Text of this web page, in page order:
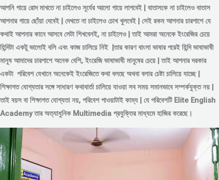
আপনি গায়ে রোদ মাখতে না চাইলেও সূর্যের আলো গায়ে লাগবেই | বাতাসকে না চাইলেও বাতাস
আপনার গায়ে ছোঁয়া দেবেই | দেখতে না চাইলেও চোখ খুলবেই | সেই রকম আপনার চারপাশে যে
কথাই আপনার কানে আসবে সেটা শিখবেনই, না চাইলেও | তাই আমরা অনেকে ইংরেজির চেয়ে
হিন্দিটা একটু ভালোই বলি এবং কাজ চালিয়ে নিই |তার কারণ বাংলা ভাষার পরেই হিন্দি ভাষাভাষী
মানুষ আমাদের চারপাশে অনেক বেশি, ইংরেজি ভাষাভাষী মানুষের চেয়ে | তাই আপনার দরকার
একটা পরিবেশ যেখানে অনেকেই ইংরেজিতে কথা বলছে অথবা বলার চেষ্টা চালিয়ে যাচ্ছে |
শিক্ষাগত যোগ্যতার সঙ্গে সাধারণ কথাবার্তা চালিয়ে যাওয়া সব সময় সমানভাবে সম্পর্কযুক্ত নয় |
তাই বয়স বা শিক্ষাগত যোগ্যতা নয়, পরিবেশ পাওয়াটাই কাম্য | যে পরিবেশটি Elite English
Academy তার অত্যাধুনিক Multimedia প্রযুক্তির মাধ্যমে হাজির করেছে।